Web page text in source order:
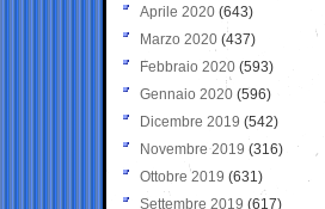
Aprile 2020 (643)
Marzo 2020 (437)
Febbraio 2020 (593)
Gennaio 2020 (596)
Dicembre 2019 (542)
Novembre 2019 (316)
Ottobre 2019 (631)
Settembre 2019 (617)